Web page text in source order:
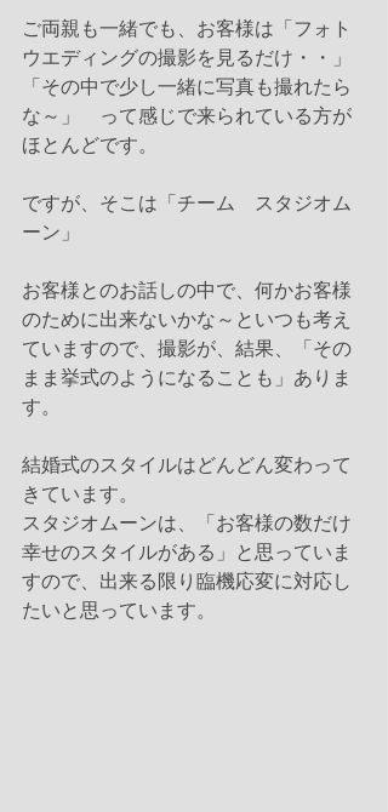
ご両親も一緒でも、お客様は「フォト
ウエディングの撮影を見るだけ・・」
「その中で少し一緒に写真も撮れたら
な～」　って感じで来られている方が
ほとんどです。
ですが、そこは「チーム　スタジオム
ーン」
お客様とのお話しの中で、何かお客様
のために出来ないかな～といつも考え
ていますので、撮影が、結果、「その
まま挙式のようになることも」ありま
す。
結婚式のスタイルはどんどん変わって
きています。
スタジオムーンは、「お客様の数だけ
幸せのスタイルがある」と思っていま
すので、出来る限り臨機応変に対応し
たいと思っています。